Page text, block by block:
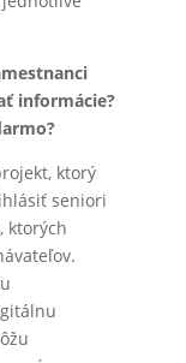
informácie?
ktorý
seniori
ktorých